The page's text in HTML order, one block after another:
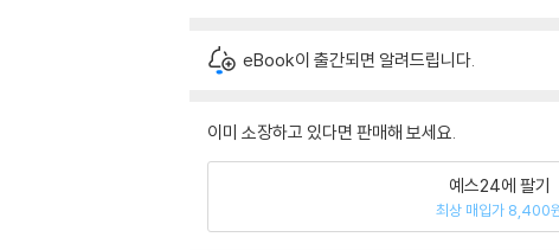
eBook이 출간되면 알려드립니다.
이미 소장하고 있다면 판매해 보세요.
예스24에 팔기
최상 매입가 8,400